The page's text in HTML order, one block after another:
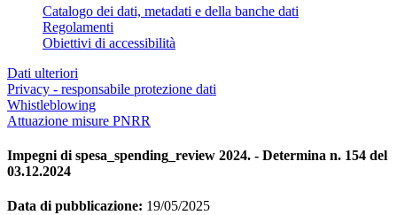
Catalogo dei dati, metadati e della banche dati
Regolamenti
Obiettivi di accessibilità
Dati ulteriori
Privacy - responsabile protezione dati
Whistleblowing
Attuazione misure PNRR
Impegni di spesa_spending_review 2024. - Determina n. 154 del
03.12.2024
Data di pubblicazione: 19/05/2025